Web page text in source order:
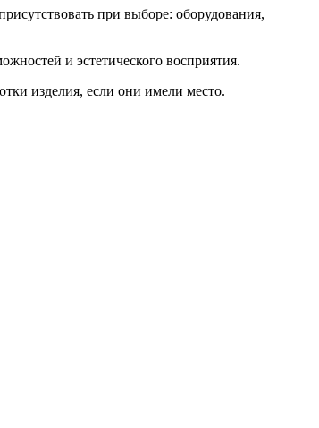
при выборе: оборудования,
и эстетического восприятия.
изделия, если они имели место.